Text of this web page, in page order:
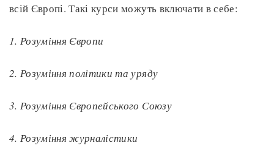
всій Європі. Такі курси можуть включати в себе:
1. Розуміння Європи
2. Розуміння політики та уряду
3. Розуміння Європейського Союзу
4. Розуміння журналістики